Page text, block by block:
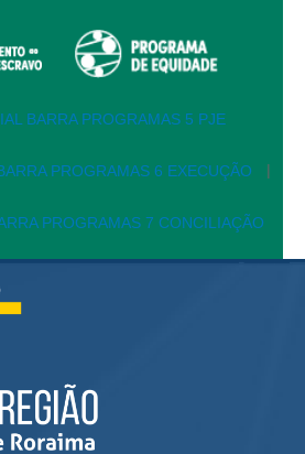
passados
Itinerante
nome dos beneficiários
|